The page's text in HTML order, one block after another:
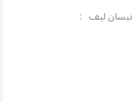
نيسان ليف :